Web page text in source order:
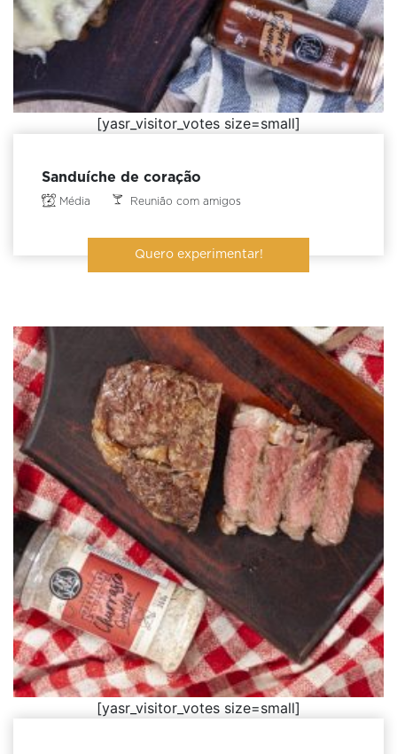
[yasr_visitor_votes size=small]
Sanduíche de coração
Média Reunião com amigos
Quero experimentar!
[yasr_visitor_votes size=small]